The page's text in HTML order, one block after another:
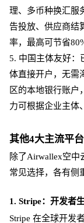
理、多币种换汇服
告投放、供应商结
率，最高可节省
5. 中国主体友好：
体直接开户，无需
区的本地银行账户
力可根据企业主体
其他4大主流平
除了Airwallex空中
常见选择，各有侧
1. Stripe：开发者
Stripe 在全球开发